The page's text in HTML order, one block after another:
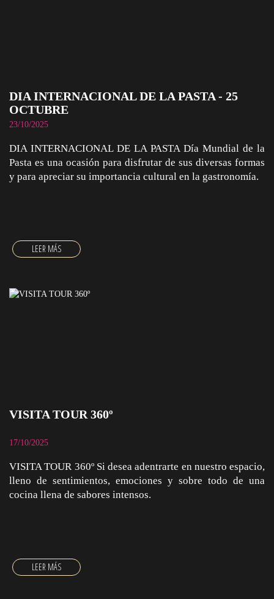
DIA INTERNACIONAL DE LA PASTA - 25
OCTUBRE
23/10/2025
DIA INTERNACIONAL DE LA PASTA Día Mundial de la
Pasta es una ocasión para disfrutar de sus diversas formas
y para apreciar su importancia cultural en la gastronomía.
VISITA TOUR 360º
17/10/2025
VISITA TOUR 360º Si desea adentrarte en nuestro espacio,
lleno de sentimientos, emociones y sobre todo de una
cocina llena de sabores intensos.